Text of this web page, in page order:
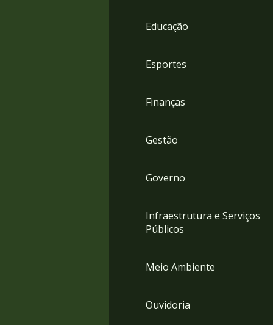
Educação
Esportes
Finanças
Gestão
Governo
Infraestrutura e Serviços
Públicos
Meio Ambiente
Ouvidoria